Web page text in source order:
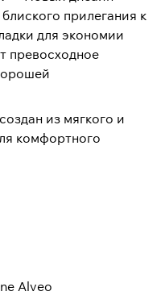
прилегания к
для экономии
превосходное
из мягкого и
комфортного
Alveo